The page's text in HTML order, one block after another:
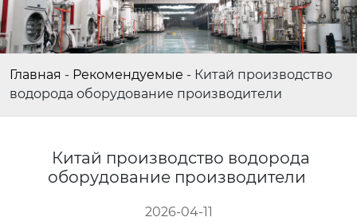
Главная - Рекомендуемые - Китай производство
водорода оборудование производители
Китай производство водорода
оборудование производители
2026-04-11